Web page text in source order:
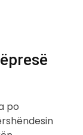
po